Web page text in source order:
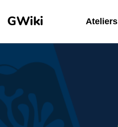
GWiki Ateliers